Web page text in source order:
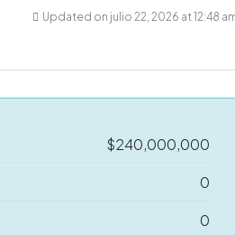
Updated on julio 22, 2026 at 12:48
$240,000,000
0
0